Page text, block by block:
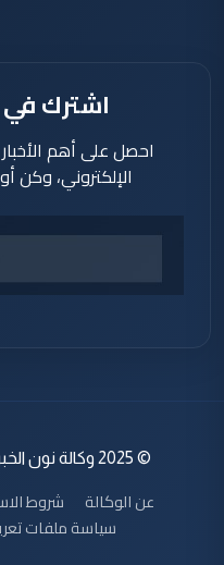
اشترك في
احصل على أهم
الإلكتروني، وكن
© 2025 وكالة نون الخبرية. جميع الحقوق محفوظة.
عن الوكالة شروط
سياسة ملفات